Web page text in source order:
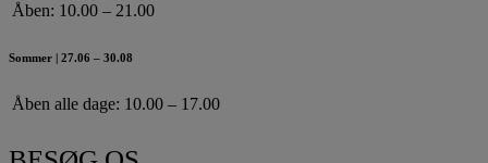
Åben: 10.00 – 21.00
Sommer | 27.06 – 30.08
Åben alle dage: 10.00 – 17.00